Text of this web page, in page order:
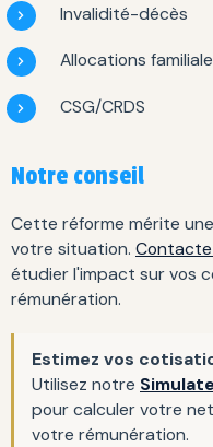
Invalidité-décès
Allocations
CSG/CRDS
Notre conseil
Cette réforme mérite
votre situation.
étudier l'impact sur vos
rémunération.
Estimez vos
Utilisez notre
pour calculer votre
votre rémunération.